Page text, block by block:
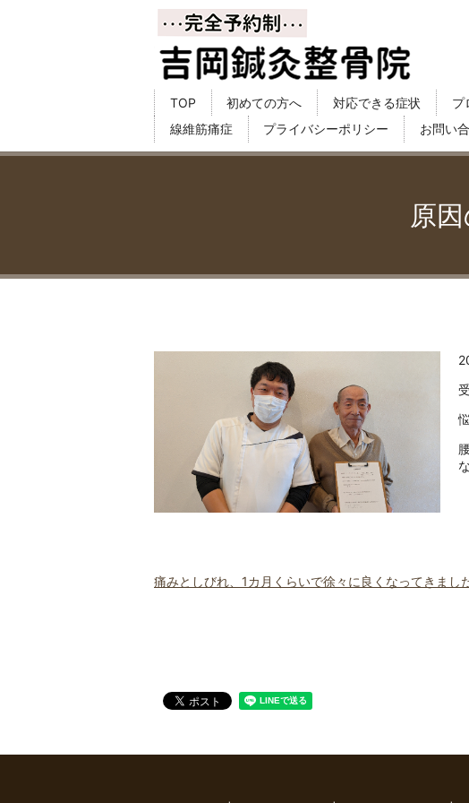
TOP 初めての方へ 対応できる症状 プ
線維筋痛症
プライバシーポリシー お問い
原
痛みとしびれ、1カ月くらいで徐々に良くなってきました